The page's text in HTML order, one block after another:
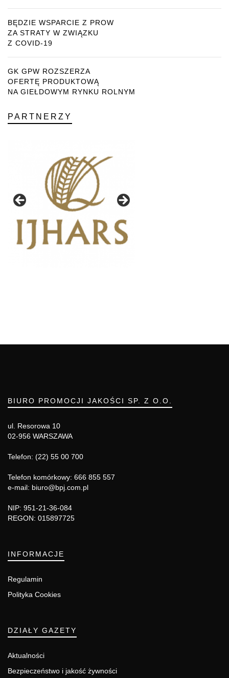
BĘDZIE WSPARCIE Z PROW
ZA STRATY W ZWIĄZKU
Z COVID-19
GK GPW ROZSZERZA
OFERTĘ PRODUKTOWĄ
NA GIEŁDOWYM RYNKU ROLNYM
PARTNERZY
BIURO PROMOCJI JAKOŚCI SP. Z O.O.
ul. Resorowa 10
02-956 WARSZAWA
Telefon: (22) 55 00 700
Telefon komórkowy: 666 855 557
e-mail: biuro@bpj.com.pl
NIP: 951-21-36-084
REGON: 015897725
INFORMACJE
Regulamin
Polityka Cookies
DZIAŁY GAZETY
Aktualności
Bezpieczeństwo i jakość żywności